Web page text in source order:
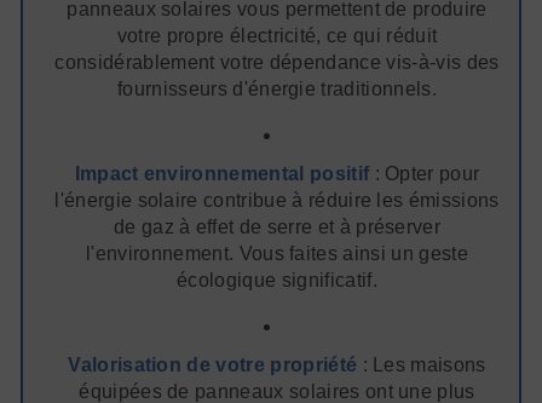
panneaux solaires vous permettent de produire
votre propre électricité, ce qui réduit
considérablement votre dépendance vis-à-vis des
fournisseurs d'énergie traditionnels.
Impact environnemental positif : Opter pour
l'énergie solaire contribue à réduire les émissions
de gaz à effet de serre et à préserver
l'environnement. Vous faites ainsi un geste
écologique significatif.
Valorisation de votre propriété : Les maisons
équipées de panneaux solaires ont une plus